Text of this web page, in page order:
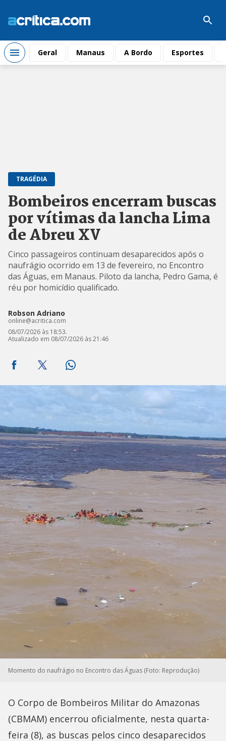
Geral Manaus A Bordo Esportes
TRAGÉDIA
Bombeiros encerram buscas
por vítimas da lancha Lima
de Abreu XV
Cinco passageiros continuam desaparecidos após o
naufrágio ocorrido em 13 de fevereiro, no Encontro
das Águas, em Manaus. Piloto da lancha, Pedro Gama, é
réu por homicídio qualificado.
Robson Adriano
online@acritica.com
08/07/2026 às 18:53.
Atualizado em 08/07/2026 às 21:46
Momento do naufrágio no Encontro das Águas (Foto: Reprodução)
O Corpo de Bombeiros Militar do Amazonas
(CBMAM) encerrou oficialmente, nesta quarta-
feira (8), as buscas pelos cinco desaparecidos